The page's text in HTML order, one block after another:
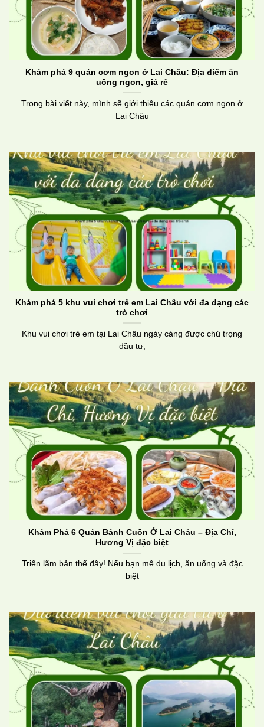
Khám phá 9 quán cơm ngon ở Lai Châu: Địa điểm ăn
uống ngon, giá rẻ
Trong bài viết này, mình sẽ giới thiệu các quán cơm ngon ở
Lai Châu
Khám phá 5 khu vui chơi trẻ em Lai Châu với đa dạng các
trò chơi
Khu vui chơi trẻ em tại Lai Châu ngày càng được chú trọng
đầu tư,
Khám Phá 6 Quán Bánh Cuốn Ở Lai Châu – Địa Chỉ,
Hương Vị đặc biệt
Triển lãm bản thể đây! Nếu bạn mê du lịch, ăn uống và đặc
biệt